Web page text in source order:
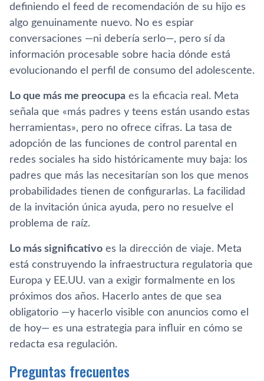
definiendo el feed de recomendación de su hijo es
algo genuinamente nuevo. No es espiar
conversaciones —ni debería serlo—, pero sí da
información procesable sobre hacia dónde está
evolucionando el perfil de consumo del adolescente.
Lo que más me preocupa es la eficacia real. Meta
señala que «más padres y teens están usando estas
herramientas», pero no ofrece cifras. La tasa de
adopción de las funciones de control parental en
redes sociales ha sido históricamente muy baja: los
padres que más las necesitarían son los que menos
probabilidades tienen de configurarlas. La facilidad
de la invitación única ayuda, pero no resuelve el
problema de raíz.
Lo más significativo es la dirección de viaje. Meta
está construyendo la infraestructura regulatoria que
Europa y EE.UU. van a exigir formalmente en los
próximos dos años. Hacerlo antes de que sea
obligatorio —y hacerlo visible con anuncios como el
de hoy— es una estrategia para influir en cómo se
redacta esa regulación.
Preguntas frecuentes